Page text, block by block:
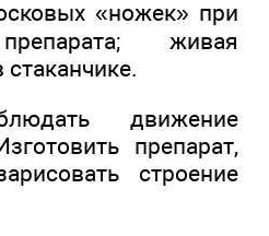
«ножек» при
живая
движение
препарат,
строение